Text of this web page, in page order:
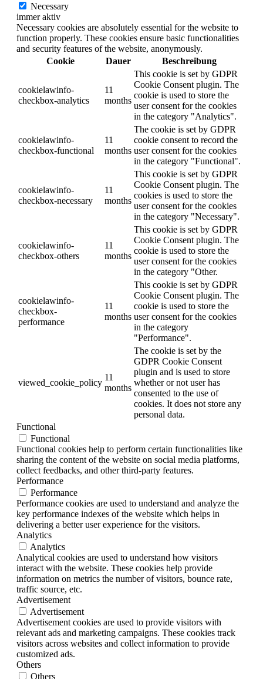
Necessary
immer aktiv
Necessary cookies are absolutely essential for the website to
function properly. These cookies ensure basic functionalities
and security features of the website, anonymously.
Cookie
Dauer Beschreibung
cookielawinfo-
checkbox-analytics
11
months
This cookie is set by GDPR
Cookie Consent plugin. The
cookie is used to store the
user consent for the cookies
in the category "Analytics".
cookielawinfo-
checkbox-functional
11
months
The cookie is set by GDPR
cookie consent to record the
user consent for the cookies
in the category "Functional".
cookielawinfo-
checkbox-necessary
11
months
This cookie is set by GDPR
Cookie Consent plugin. The
cookies is used to store the
user consent for the cookies
in the category "Necessary".
cookielawinfo-
checkbox-others
11
months
This cookie is set by GDPR
Cookie Consent plugin. The
cookie is used to store the
user consent for the cookies
in the category "Other.
cookielawinfo-
checkbox-
performance
11
months
This cookie is set by GDPR
Cookie Consent plugin. The
cookie is used to store the
user consent for the cookies
in the category
"Performance".
viewed_cookie_policy
11
months
The cookie is set by the
GDPR Cookie Consent
plugin and is used to store
whether or not user has
consented to the use of
cookies. It does not store any
personal data.
Functional
Functional
Functional cookies help to perform certain functionalities like
sharing the content of the website on social media platforms,
collect feedbacks, and other third-party features.
Performance
Performance
Performance cookies are used to understand and analyze the
key performance indexes of the website which helps in
delivering a better user experience for the visitors.
Analytics
Analytics
Analytical cookies are used to understand how visitors
interact with the website. These cookies help provide
information on metrics the number of visitors, bounce rate,
traffic source, etc.
Advertisement
Advertisement
Advertisement cookies are used to provide visitors with
relevant ads and marketing campaigns. These cookies track
visitors across websites and collect information to provide
customized ads.
Others
Others